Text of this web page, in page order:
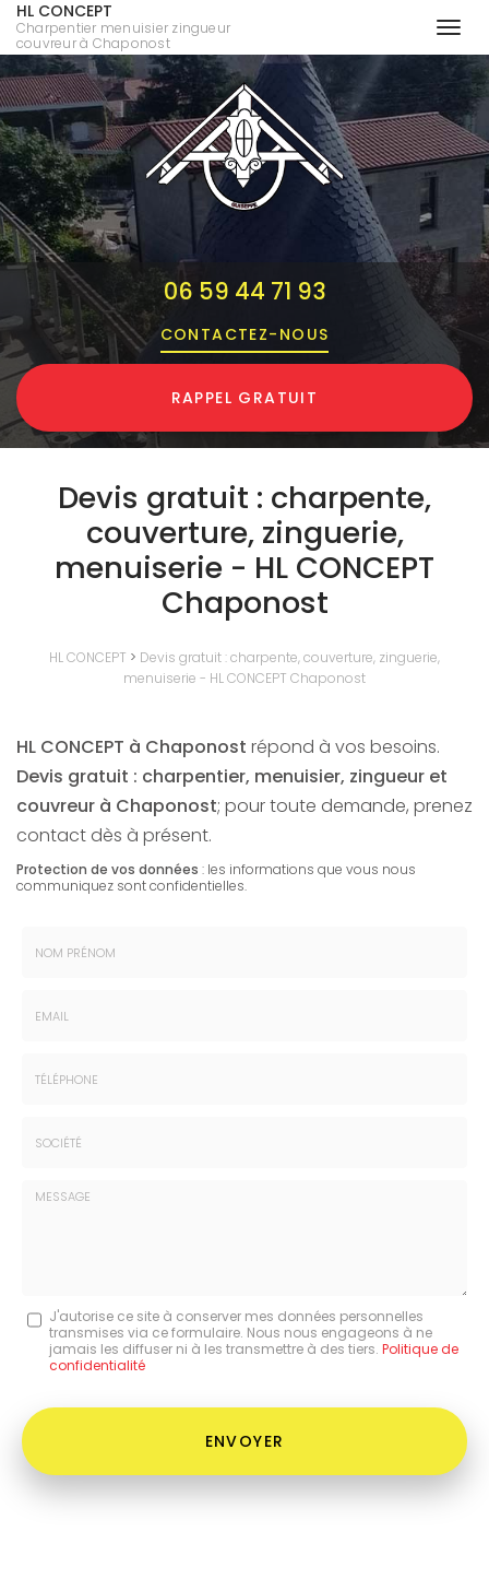
Aller
au
contenu
principal
HL CONCEPT
Charpentier menuisier zingueur
couvreur à Chaponost
06 59 44 71 93
CONTACTEZ- NOUS
RAPPEL GRATUIT
Devis gratuit : charpente,
couverture, zinguerie,
menuiserie - HL CONCEPT
Chaponost
HL CONCEPT > Devis gratuit : charpente, couverture, zinguerie,
menuiserie - HL CONCEPT Chaponost
HL CONCEPT à Chaponost répond à vos besoins.
Devis gratuit : charpentier, menuisier, zingueur et
couvreur à Chaponost; pour toute demande, prenez
contact dès à présent.
Protection de vos données : les informations que vous nous
communiquez sont confidentielles.
Message
J'autorise ce site à conserver mes données personnelles
transmises via ce formulaire. Nous nous engageons à ne
jamais les diffuser ni à les transmettre à des tiers. Politique de
confidentialité
RGPD
*
ENVOYER